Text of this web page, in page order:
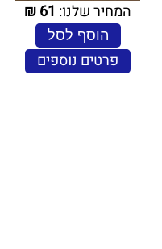
המחיר שלנו: 61
₪
הוסף לסל
פרטים נוספים